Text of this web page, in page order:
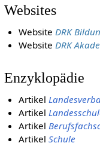
Websites
Website DRK
Website DRK
Enzyklopädie
Artikel
Artikel
Artikel
ArtikelSchule